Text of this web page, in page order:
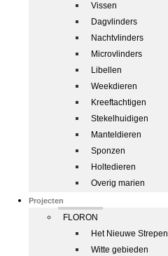
Vissen
Dagvlinders
Nachtvlinders
Microvlinders
Libellen
Weekdieren
Kreeftachtigen
Stekelhuidigen
Manteldieren
Sponzen
Holtedieren
Overig marien
Projecten
FLORON
Het Nieuwe Strepen
Witte gebieden